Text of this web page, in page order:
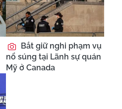
Bắt giữ nghi phạm vụ
nổ súng tại Lãnh sự quán
Mỹ ở Canada